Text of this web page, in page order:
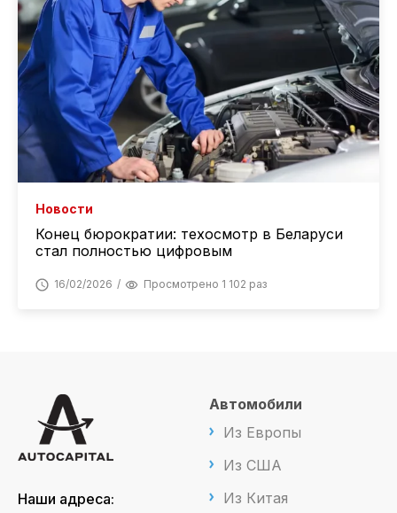
Новости
Конец бюрократии: техосмотр в Беларуси
стал полностью цифровым
16/02/2026 Просмотрено 1 102 раз
Наши адреса:
Автомобили
Из Европы
Из США
Из Китая